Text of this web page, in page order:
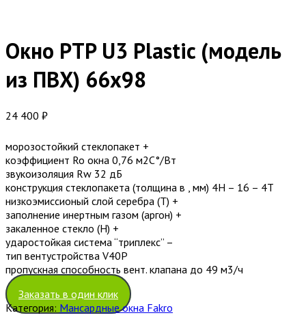
Окно PTP U3 Plastic (модель
из ПВХ) 66х98
24 400 ₽
морозостойкий стеклопакет +
коэффициент Ro окна 0,76 м2С°/Вт
звукоизоляция Rw 32 дБ
конструкция стеклопакета (толщина в , мм) 4H – 16 – 4T
низкоэмиссионый слой серебра (T) +
заполнение инертным газом (аргон) +
закаленное стекло (H) +
ударостойкая система “триплекс” –
тип вентустройства V40P
пропускная способность вент. клапана до 49 м3/ч
Заказать в один клик
Категория: Мансардные окна Fakro